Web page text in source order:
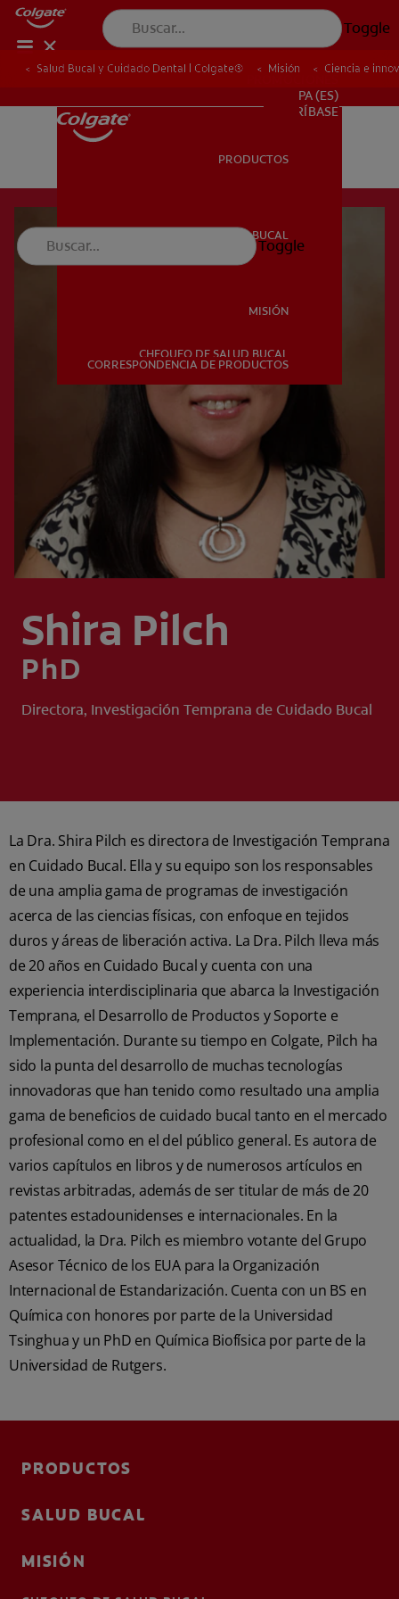
Toggle
SALUD BUCAL
CHEQUEO DE SALUD BUCAL
CORRESPONDENCIA DE PRODUCTOS
PROMOCIONES
PA (ES)
PA (ES)
SUSCRÍBASE
PRODUCTOS
SALUD BUCAL
MISIÓN
CHEQUEO DE SALUD BUCAL
CORRESPONDENCIA DE PRODUCTOS
Toggle
Salud Bucal y Cuidado Dental | Colgate® Misión Ciencia e
Shira Pilch
PhD
Directora, Investigación Temprana de Cuidado Bucal
La Dra. Shira Pilch es directora de Investigación Temprana
en Cuidado Bucal. Ella y su equipo son los responsables
de una amplia gama de programas de investigación
acerca de las ciencias físicas, con enfoque en tejidos
duros y áreas de liberación activa. La Dra. Pilch lleva más
de 20 años en Cuidado Bucal y cuenta con una
experiencia interdisciplinaria que abarca la Investigación
Temprana, el Desarrollo de Productos y Soporte e
Implementación. Durante su tiempo en Colgate, Pilch ha
sido la punta del desarrollo de muchas tecnologías
innovadoras que han tenido como resultado una amplia
gama de beneficios de cuidado bucal tanto en el mercado
profesional como en el del público general. Es autora de
varios capítulos en libros y de numerosos artículos en
revistas arbitradas, además de ser titular de más de 20
patentes estadounidenses e internacionales. En la
actualidad, la Dra. Pilch es miembro votante del Grupo
Asesor Técnico de los EUA para la Organización
Internacional de Estandarización. Cuenta con un BS en
Química con honores por parte de la Universidad
Tsinghua y un PhD en Química Biofísica por parte de la
Universidad de Rutgers.
PRODUCTOS
SALUD BUCAL
MISIÓN